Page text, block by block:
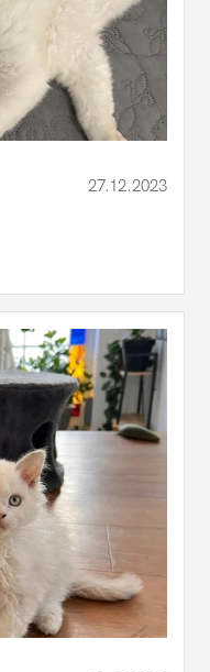
27.12.2023